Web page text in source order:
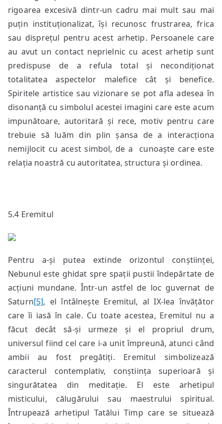
rigoarea excesivă dintr-un cadru mai mult sau mai
puțin instituționalizat, își recunosc frustrarea, frica
sau disprețul pentru acest arhetip. Persoanele care
au avut un contact neprielnic cu acest arhetip sunt
predispuse de a refula total și necondiționat
totalitatea aspectelor malefice cât și benefice.
Spiritele artistice sau vizionare se pot afla adesea în
disonanță cu simbolul acestei imagini care este acum
impunătoare, autoritară și rece, motiv pentru care
trebuie să luăm din plin șansa de a interacționa
nemijlocit cu acest simbol, de a cunoaște care este
relația noastră cu autoritatea, structura și ordinea.
5.4 Eremitul
Pentru a-și putea extinde orizontul conștiinței,
Nebunul este ghidat spre spații pustii îndepărtate de
acțiuni mundane. Într-un astfel de loc guvernat de
Saturn[5], el întâlnește Eremitul, al IX-lea învățător
care îi iasă în cale. Cu toate acestea, Eremitul nu a
făcut decât să-și urmeze și el propriul drum,
universul fiind cel care i-a unit împreună, atunci când
ambii au fost pregătiți. Eremitul simbolizează
caracterul contemplativ, conștiința superioară și
singurătatea din meditație. El este arhetipul
misticului, călugărului sau maestrului spiritual.
Întrupează arhetipul Tatălui Timp care se situează